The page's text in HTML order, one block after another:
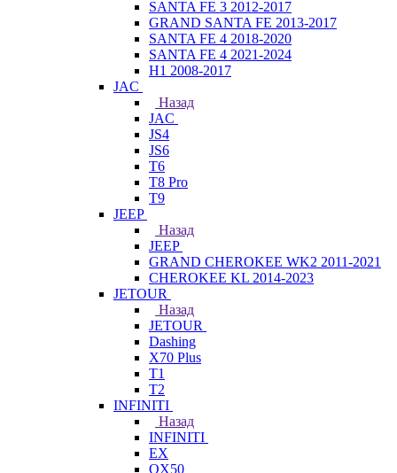
SANTA FE 3 2012-2017
GRAND SANTA FE 2013-2017
SANTA FE 4 2018-2020
SANTA FE 4 2021-2024
H1 2008-2017
JAC
Назад
JAC
JS4
JS6
T6
T8 Pro
T9
JEEP
Назад
JEEP
GRAND CHEROKEE WK2 2011-2021
CHEROKEE KL 2014-2023
JETOUR
Назад
JETOUR
Dashing
X70 Plus
T1
T2
INFINITI
Назад
INFINITI
EX
QX50